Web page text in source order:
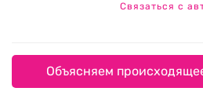
Связаться с
Объясняем